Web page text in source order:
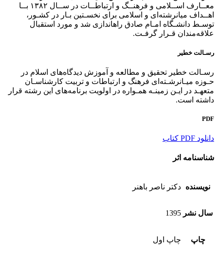
ﻣﻌــﺎرف اﺳــﻼﻣﻰ و ﻓﺮﻫﻨــﮓ و ارﺗﺒﺎﻃــﺎت در ﺳــﺎل ١٣٨٢ ﺑــﺎ
اﻫــﺪاف ﻣﻴﺎنرﺷﺘﻪاى و اﺳﻼﻣﻰ ﺑﺮاى ﻧﺨﺴـﺘﻴﻦ ﺑـﺎر در ﻛﺸـﻮر،
ﺗﻮﺳـﻂ داﻧﺸـﮕﺎه اﻣـﺎم ﺻﺎدق راهاﻧﺪازى ﺷﺪ و ﻣﻮرد اﺳﺘﻘﺒﺎل
ﻋﻼﻗﻪﻣﻨﺪان ﻗـﺮار ﮔﺮﻓـﺖ.
رﺳـﺎﻟﺖ ﺧﻄﻴﺮ
رﺳـﺎﻟﺖ ﺧﻄﻴﺮ ﺗﺤﻘﻴﻖ و ﻣﻄﺎﻟﻌﻪ و آﻣﻮزش دﻳﺪﮔﺎهﻫﺎى اﺳﻼم در
ﺣـﻮزه ﻣﻴـﺎنرﺷـﺘﻪاى ﻓﺮﻫﻨﮓ و ارﺗﺒﺎﻃﺎت و ﺗﺮﺑﻴﺖ ﻛﺎرﺷﻨﺎﺳـﺎن
ﻣﺘﻌﻬـﺪ در اﻳـﻦ زﻣﻴﻨـﻪ ﻫﻤـﻮاره در اوﻟﻮﻳﺖ ﺑﺮﻧﺎﻣﻪﻫﺎى اﻳﻦ رﺷﺘﻪ ﻗﺮار
داﺷﺘﻪ اﺳﺖ.
PDF
دانلود PDF کتاب
شناسنامه اثر
نویسنده دكتر ناصر باهنر
سال نشر 1395
چاپ چاپ اول